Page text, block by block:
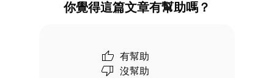
你覺得這篇文章有幫助嗎？
有幫助
沒幫助